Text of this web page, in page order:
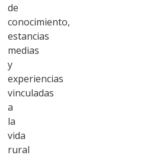
de
conocimiento,
estancias
medias
y
experiencias
vinculadas
a
la
vida
rural